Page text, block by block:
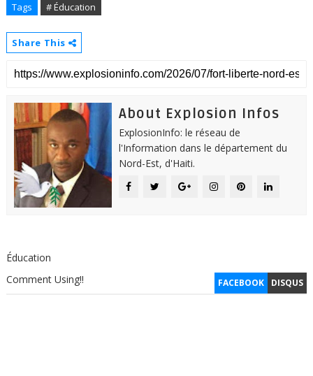
Tags # Éducation
Share This
About Explosion Infos
ExplosionInfo: le réseau de
l'Information dans le département du
Nord-Est, d'Haiti.
Éducation
FACEBOOK DISQUS
Comment Using!!